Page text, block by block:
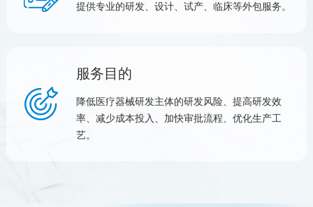
提供专业的研发、设计、试产、临床等外包服务。
服务目的
降低医疗器械研发主体的研发风险、提高研发效
率、减少成本投入、加快审批流程、优化生产工
艺。